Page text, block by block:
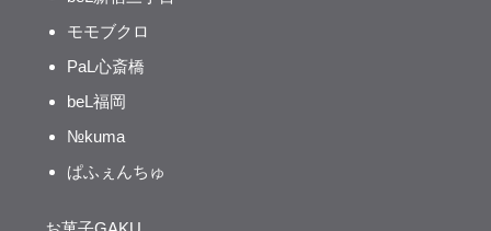
モモブクロ
PaL心斎橋
beL福岡
№kuma
ぱふぇんちゅ